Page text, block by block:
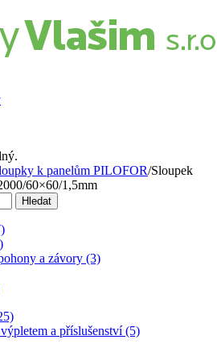
k panelům PILOFOR/Sloupek
60×60/1,5mm
Hledat
a závory (3)
a příslušenství (5)